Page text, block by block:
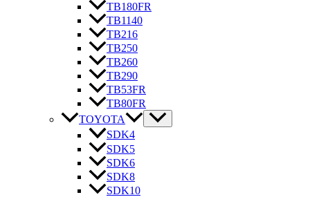
TB180FR
TB1140
TB216
TB250
TB260
TB290
TB53FR
TB80FR
TOYOTA
SDK4
SDK5
SDK6
SDK8
SDK10